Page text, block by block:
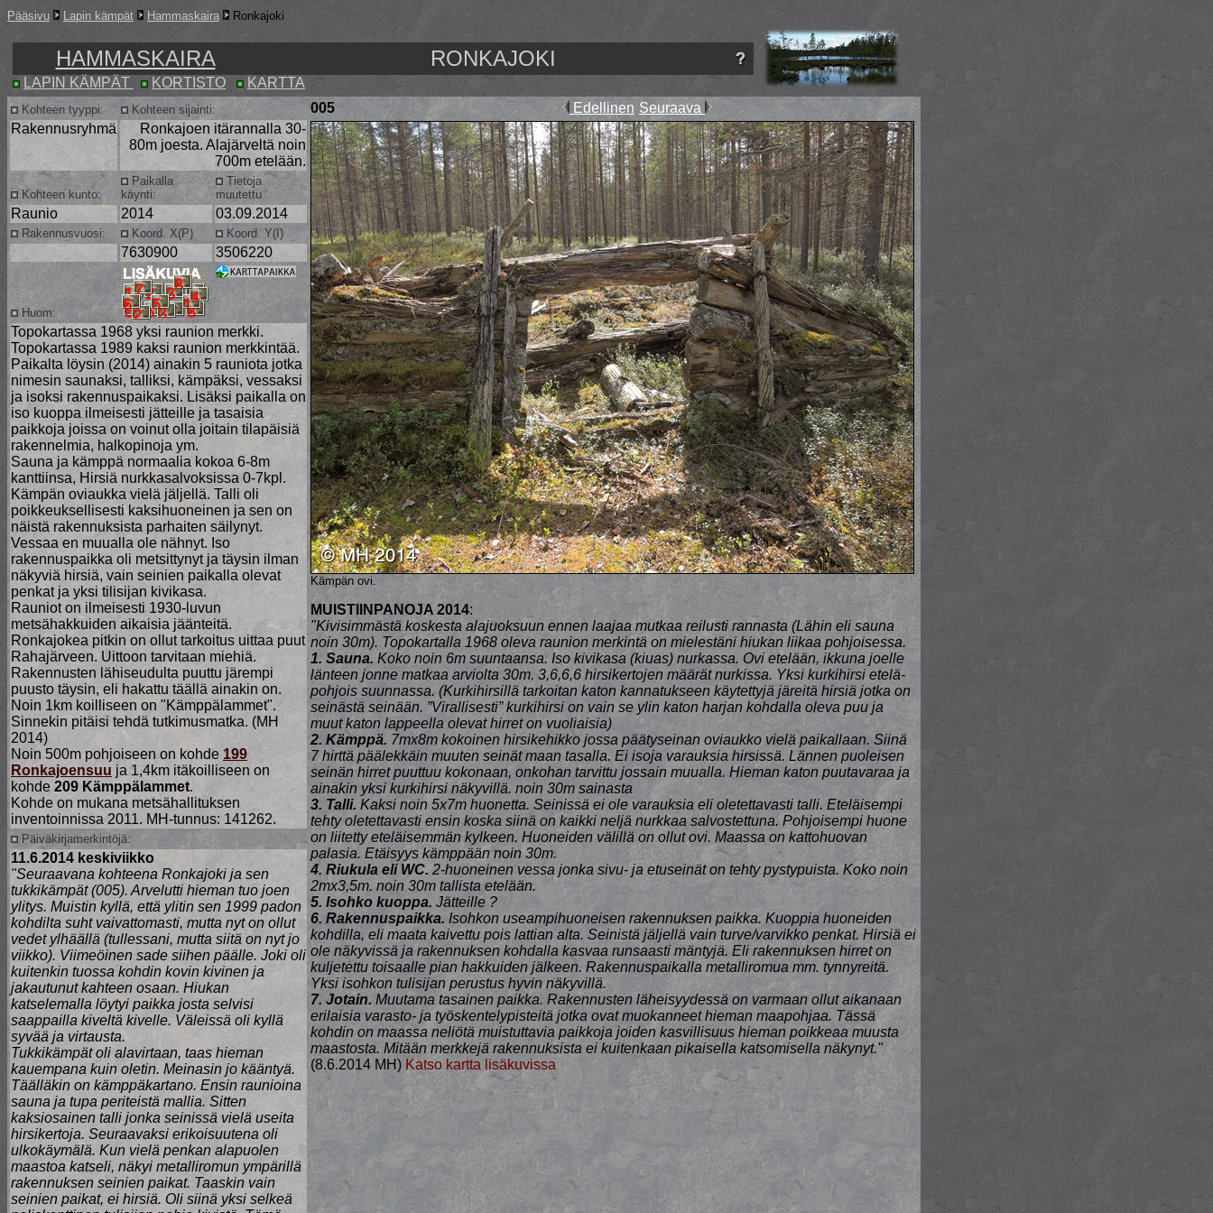
Pääsivu Lapin kämpät Hammaskaira Ronkajoki
HAMMASKAIRA RONKAJOKI
LAPIN KÄMPÄT KORTISTO KARTTA
Kohteen tyyppi: Kohteen sijainti: 005 Edellinen Seuraava
Rakennusryhmä
Ronkajoen itärannalla 30-
80m joesta. Alajärveltä noin
700m etelään.
Kämpän ovi.
MUISTIINPANOJA 2014:
"Kivisimmästä koskesta alajuoksuun ennen laajaa mutkaa reilusti rannasta (Lähin eli sauna
noin 30m). Topokartalla 1968 oleva raunion merkintä on mielestäni hiukan liikaa pohjoisessa.
1. Sauna. Koko noin 6m suuntaansa. Iso kivikasa (kiuas) nurkassa. Ovi etelään, ikkuna joelle
länteen jonne matkaa arviolta 30m. 3,6,6,6 hirsikertojen määrät nurkissa. Yksi kurkihirsi etelä-
pohjois suunnassa. (Kurkihirsillä tarkoitan katon kannatukseen käytettyjä järeitä hirsiä jotka on
seinästä seinään. ”Virallisesti” kurkihirsi on vain se ylin katon harjan kohdalla oleva puu ja
muut katon lappeella olevat hirret on vuoliaisia)
2. Kämppä. 7mx8m kokoinen hirsikehikko jossa päätyseinan oviaukko vielä paikallaan. Siinä
7 hirttä päälekkäin muuten seinät maan tasalla. Ei isoja varauksia hirsissä. Lännen puoleisen
seinän hirret puuttuu kokonaan, onkohan tarvittu jossain muualla. Hieman katon puutavaraa ja
ainakin yksi kurkihirsi näkyvillä. noin 30m sainasta
3. Talli. Kaksi noin 5x7m huonetta. Seinissä ei ole varauksia eli oletettavasti talli. Eteläisempi
tehty oletettavasti ensin koska siinä on kaikki neljä nurkkaa salvostettuna. Pohjoisempi huone
on liitetty eteläisemmän kylkeen. Huoneiden välillä on ollut ovi. Maassa on kattohuovan
palasia. Etäisyys kämppään noin 30m.
4. Riukula eli WC. 2-huoneinen vessa jonka sivu- ja etuseinät on tehty pystypuista. Koko noin
2mx3,5m. noin 30m tallista etelään.
5. Isohko kuoppa. Jätteille ?
6. Rakennuspaikka. Isohkon useampihuoneisen rakennuksen paikka. Kuoppia huoneiden
kohdilla, eli maata kaivettu pois lattian alta. Seinistä jäljellä vain turve/varvikko penkat. Hirsiä ei
ole näkyvissä ja rakennuksen kohdalla kasvaa runsaasti mäntyjä. Eli rakennuksen hirret on
kuljetettu toisaalle pian hakkuiden jälkeen. Rakennuspaikalla metalliromua mm. tynnyreitä.
Yksi isohkon tulisijan perustus hyvin näkyvillä.
7. Jotain. Muutama tasainen paikka. Rakennusten läheisyydessä on varmaan ollut aikanaan
erilaisia varasto- ja työskentelypisteitä jotka ovat muokanneet hieman maapohjaa. Tässä
kohdin on maassa neliötä muistuttavia paikkoja joiden kasvillisuus hieman poikkeaa muusta
maastosta. Mitään merkkejä rakennuksista ei kuitenkaan pikaisella katsomisella näkynyt."
(8.6.2014 MH) Katso kartta lisäkuvissa
Kohteen kunto:
Paikalla
käynti:
Tietoja
muutettu
Raunio 2014 03.09.2014
Rakennusvuosi: Koord. X(P) Koord. Y(I)
7630900 3506220
Huom:
Topokartassa 1968 yksi raunion merkki.
Topokartassa 1989 kaksi raunion merkkintää.
Paikalta löysin (2014) ainakin 5 rauniota jotka
nimesin saunaksi, talliksi, kämpäksi, vessaksi
ja isoksi rakennuspaikaksi. Lisäksi paikalla on
iso kuoppa ilmeisesti jätteille ja tasaisia
paikkoja joissa on voinut olla joitain tilapäisiä
rakennelmia, halkopinoja ym.
Sauna ja kämppä normaalia kokoa 6-8m
kanttiinsa, Hirsiä nurkkasalvoksissa 0-7kpl.
Kämpän oviaukka vielä jäljellä. Talli oli
poikkeuksellisesti kaksihuoneinen ja sen on
näistä rakennuksista parhaiten säilynyt.
Vessaa en muualla ole nähnyt. Iso
rakennuspaikka oli metsittynyt ja täysin ilman
näkyviä hirsiä, vain seinien paikalla olevat
penkat ja yksi tilisijan kivikasa.
Rauniot on ilmeisesti 1930-luvun
metsähakkuiden aikaisia jäänteitä.
Ronkajokea pitkin on ollut tarkoitus uittaa puut
Rahajärveen. Uittoon tarvitaan miehiä.
Rakennusten lähiseudulta puuttu järempi
puusto täysin, eli hakattu täällä ainakin on.
Noin 1km koilliseen on "Kämppälammet".
Sinnekin pitäisi tehdä tutkimusmatka. (MH
2014)
Noin 500m pohjoiseen on kohde 199
Ronkajoensuuja 1,4km itäkoilliseen on
kohde 209 Kämppälammet.
Kohde on mukana metsähallituksen
inventoinnissa 2011. MH-tunnus: 141262.
Päiväkirjamerkintöjä:
11.6.2014 keskiviikko
"Seuraavana kohteena Ronkajoki ja sen
tukkikämpät (005). Arvelutti hieman tuo joen
ylitys. Muistin kyllä, että ylitin sen 1999 padon
kohdilta suht vaivattomasti, mutta nyt on ollut
vedet ylhäällä (tullessani, mutta siitä on nyt jo
viikko). Viimeöinen sade siihen päälle. Joki oli
kuitenkin tuossa kohdin kovin kivinen ja
jakautunut kahteen osaan. Hiukan
katselemalla löytyi paikka josta selvisi
saappailla kiveltä kivelle. Väleissä oli kyllä
syvää ja virtausta.
Tukkikämpät oli alavirtaan, taas hieman
kauempana kuin oletin. Meinasin jo kääntyä.
Täälläkin on kämppäkartano. Ensin raunioina
sauna ja tupa periteistä mallia. Sitten
kaksiosainen talli jonka seinissä vielä useita
hirsikertoja. Seuraavaksi erikoisuutena oli
ulkokäymälä. Kun vielä penkan alapuolen
maastoa katseli, näkyi metalliromun ympärillä
rakennuksen seinien paikat. Taaskin vain
seinien paikat, ei hirsiä. Oli siinä yksi selkeä